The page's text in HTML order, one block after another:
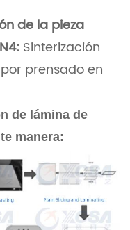
de la pieza
Sinterización
prensado en
de lámina de
manera: